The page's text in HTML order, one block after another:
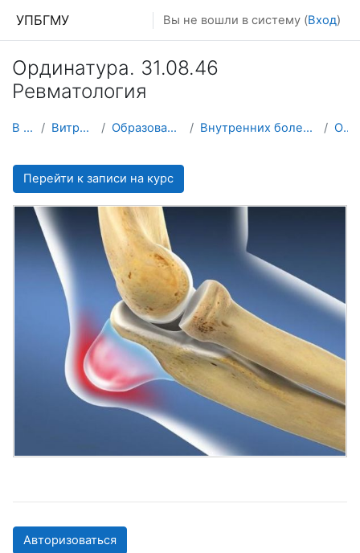
УПБГМУ Вы не вошли в систему (Вход)
Ординатура. 31.08.46
Ревматология
В начало Витрина курсов 3KL Образование 2025-2026 уч.год Внутренних болезней и клинической психологии О курсе
Перейти к записи на курс
Авторизоваться